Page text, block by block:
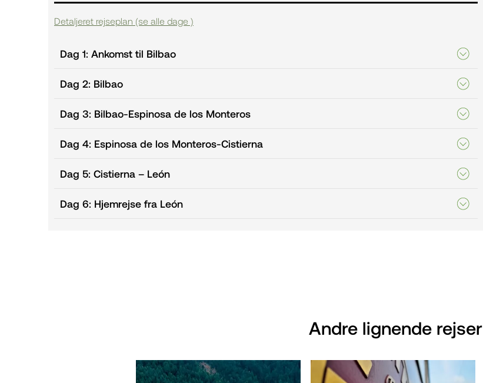
Detaljeret rejseplan (se alle dage )
Dag 1: Ankomst til Bilbao
Dag 2: Bilbao
Dag 3: Bilbao-Espinosa de los Monteros
Dag 4: Espinosa de los Monteros-Cistierna
Dag 5: Cistierna – León
Dag 6: Hjemrejse fra León
Andre lignende rejser